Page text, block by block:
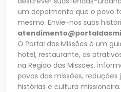
um depoimento que o povo
mesmo. Envie-nos suas
O Portal das Missões é um
hotel, restaurante, os
na Região das Missões,
povos das missões, reduções
histórias e cultura missioneira.